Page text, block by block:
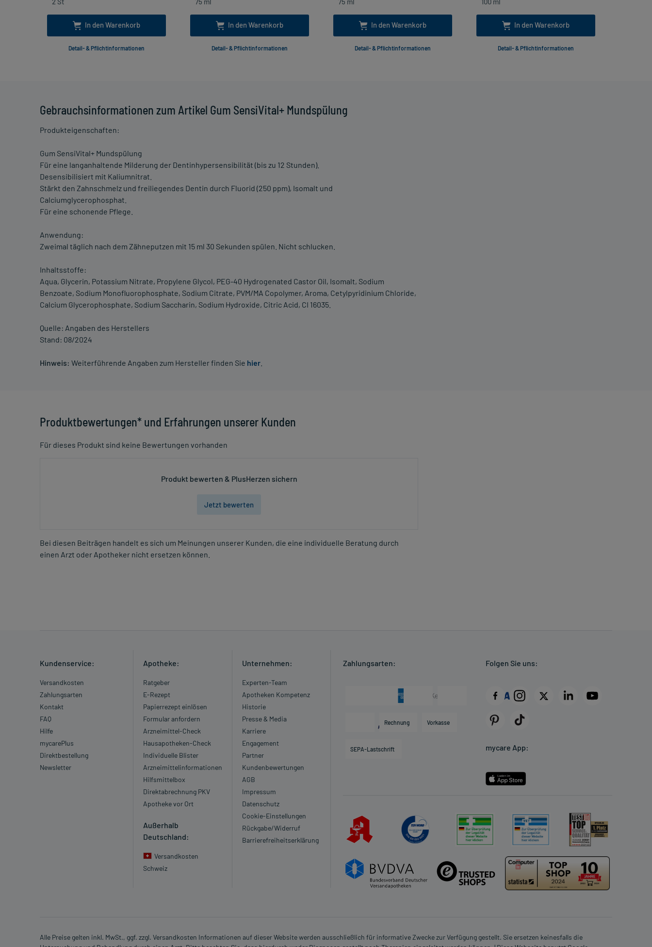
Gebrauchsinformationen zum Artikel Gum SensiVital+ Mundspülung
Produkteigenschaften:
Gum SensiVital+ Mundspülung
Für eine langanhaltende Milderung der Dentinhypersensibilität (bis zu 12 Stunden).
Desensibilisiert mit Kaliumnitrat.
Stärkt den Zahnschmelz und freiliegendes Dentin durch Fluorid (250 ppm), Isomalt und
Calciumglycerophosphat.
Für eine schonende Pflege.
Anwendung:
Zweimal täglich nach dem Zähneputzen mit 15 ml 30 Sekunden spülen. Nicht schlucken.
Inhaltsstoffe:
Aqua, Glycerin, Potassium Nitrate, Propylene Glycol, PEG-40 Hydrogenated Castor Oil, Isomalt, Sodium
Benzoate, Sodium Monofluorophosphate, Sodium Citrate, PVM/MA Copolymer, Aroma, Cetylpyridinium Chloride,
Calcium Glycerophosphate, Sodium Saccharin, Sodium Hydroxide, Citric Acid, CI 16035.
Quelle: Angaben des Herstellers
Stand: 08/2024
Hinweis: Weiterführende Angaben zum Hersteller finden Sie hier
Produktbewertungen* und Erfahrungen unserer Kunden
Für dieses Produkt sind keine Bewertungen vorhanden
Produkt bewerten & PlusHerzen sichern
Jetzt bewerten
Bei diesen Beiträgen handelt es sich um Meinungen unserer Kunden, die eine individuelle Beratung durch
einen Arzt oder Apotheker nicht ersetzen können.
In den Warenkorb
Detail- & Pflichtinformationen
In den Warenkorb
Detail- & Pflichtinformationen
In den Warenkorb
Detail- & Pflichtinformationen
In den Warenkorb
Detail- & Pflichtinformationen
Kundenservice:
Versandkosten
Zahlungsarten
Kontakt
FAQ
Hilfe
mycarePlus
Direktbestellung
Newsletter
Apotheke:
Ratgeber
E-Rezept
Papierrezept einlösen
Formular anfordern
Arzneimittel-Check
Hausapotheken-Check
Individuelle Blister
Arzneimittelinformationen
Hilfsmittelbox
Direktabrechnung PKV
Apotheke vor Ort
Außerhalb
Deutschland:
Versandkosten
Schweiz
Unternehmen:
Experten-Team
Apotheken Kompetenz
Historie
Presse & Media
Karriere
Engagement
Partner
Kundenbewertungen
AGB
Impressum
Datenschutz
Cookie-Einstellungen
Rückgabe/Widerruf
Barrierefreiheitserklärung
Zahlungsarten:
Rechnung Vorkasse
SEPA-Lastschrift
Folgen Sie uns:
mycare App:
Alle Preise gelten inkl. MwSt., ggf. zzgl. Versandkosten Informationen auf dieser Website werden ausschließlich für informative Zwecke zur Verfügung gestellt. Sie ersetzen keinesfalls die